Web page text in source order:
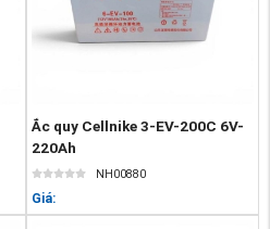
Ắc quy Cellnike 3-EV-200C 6V-
220Ah
NH00880
Giá: